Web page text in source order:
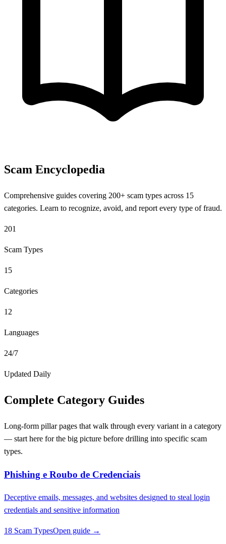
Scam Encyclopedia
Comprehensive guides covering 200+ scam types across 15
categories. Learn to recognize, avoid, and report every type of fraud.
201
Scam Types
15
Categories
12
Languages
24/7
Updated Daily
Complete Category Guides
Long-form pillar pages that walk through every variant in a category
— start here for the big picture before drilling into specific scam
types.
Phishing e Roubo de Credenciais
Deceptive emails, messages, and websites designed to steal login
credentials and sensitive information
18 Scam TypesOpen guide →